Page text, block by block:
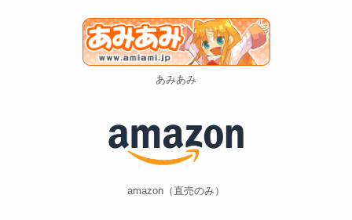
あみあみ
amazon（直売のみ）